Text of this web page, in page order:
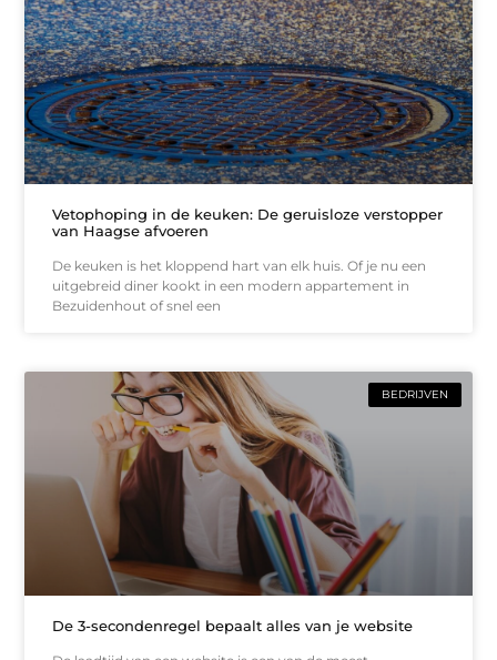
Vetophoping in de keuken: De geruisloze verstopper
van Haagse afvoeren
De keuken is het kloppend hart van elk huis. Of je nu een
uitgebreid diner kookt in een modern appartement in
Bezuidenhout of snel een
BEDRIJVEN
De 3-secondenregel bepaalt alles van je website